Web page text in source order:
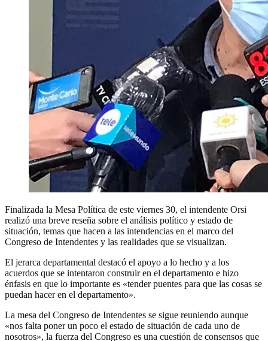
Finalizada la Mesa Política de este viernes 30, el intendente Orsi
realizó una breve reseña sobre el análisis político y estado de
situación, temas que hacen a las intendencias en el marco del
Congreso de Intendentes y las realidades que se visualizan.
El jerarca departamental destacó el apoyo a lo hecho y a los
acuerdos que se intentaron construir en el departamento e hizo
énfasis en que lo importante es «tender puentes para que las cosas se
puedan hacer en el departamento».
La mesa del Congreso de Intendentes se sigue reuniendo aunque
«nos falta poner un poco el estado de situación de cada uno de
nosotros», la fuerza del Congreso es una cuestión de consensos que